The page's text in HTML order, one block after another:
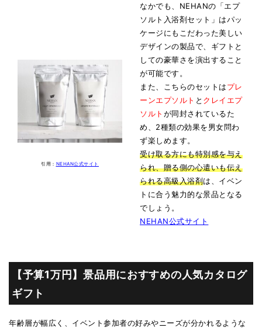
引用： NEHAN公式サイト
なかでも、NEHANの「エプ
ソルト入浴剤セット」はパッ
ケージにもこだわった美しい
デザインの製品で、ギフトと
しての豪華さを演出すること
が可能です。
また、こちらのセットはプレ
ーンエプソルト と クレイエプ
ソルト が同封されているた
め、2種類の効果を男女問わ
ず楽しめます。
受け取る方にも特別感を与え
られ、贈る側の心遣いも伝え
られる高級入浴剤は、イベン
トに合う魅力的な景品となる
でしょう。
NEHAN公式サイト
【予算1万円】景品用におすすめの人気カタログ
ギフト
年齢層が幅広く、イベント参加者の好みやニーズが分かれるような